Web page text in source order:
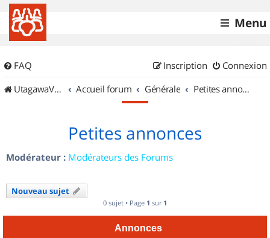
Menu
FAQ Connexion
Inscription
UtagawaVTT (Randos VTT et VTTAE avec traces GPS)
Accueil forum Générale Petites annonces
Petites annonces
Modérateur : Modérateurs des Forums
Nouveau sujet
0 sujet • Page 1 sur 1
Annonces